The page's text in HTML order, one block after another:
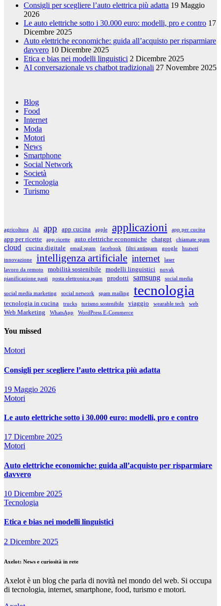
Consigli per scegliere l’auto elettrica più adatta 19 Maggio
2026
Le auto elettriche sotto i 30.000 euro: modelli, pro e contro 17
Dicembre 2025
Auto elettriche economiche: guida all’acquisto per risparmiare
davvero 10 Dicembre 2025
Etica e bias nei modelli linguistici 2 Dicembre 2025
AI conversazionale vs chatbot tradizionali 27 Novembre 2025
Blog
Food
Internet
Moda
Motori
News
Smartphone
Social Network
Società
Tecnologia
Turismo
agricoltura AI app app cucina apple applicazioni app per cucina
app per ricette app ricette auto elettriche economiche chatgpt chiamate spam
cloud cucina digitale email spam facebook filtri antispam google huawei
innovazione intelligenza artificiale internet
laser
lavoro da remoto
mobilità sostenibile modelli linguistici
novak
pianificazione pasti
posta elettronica spam prodotti samsung social media
social media marketing social network spam mailing tecnologia
tecnologia in cucina trucks turismo sostenibile viaggio wearable tech web
Web Marketing WhatsApp WordPress E-Commerce
You missed
Motori
Consigli per scegliere l’auto elettrica più adatta
19 Maggio 2026
Motori
Le auto elettriche sotto i 30.000 euro: modelli, pro e contro
17 Dicembre 2025
Motori
Auto elettriche economiche: guida all’acquisto per risparmiare
davvero
10 Dicembre 2025
Tecnologia
Etica e bias nei modelli linguistici
2 Dicembre 2025
Axelot: News e curiosità in rete
Axelot è un blog che parla di novità nel mondo del web. Si occupa
di tecnologia, internet, smartphone, food, turismo e motori.